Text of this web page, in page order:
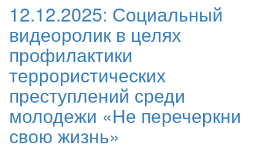
12.12.2025: Социальный
видеоролик в целях
профилактики
террористических
преступлений среди
молодежи «Не перечеркни
свою жизнь»